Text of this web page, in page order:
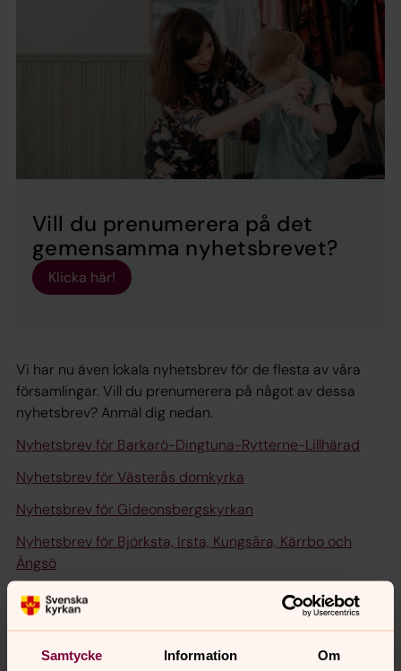
Samtycke Information Om
Vill du prenumerera på det
gemensamma nyhetsbrevet?
Klicka här!
Vi har nu även lokala nyhetsbrev för de flesta av våra
församlingar. Vill du prenumerera på något av dessa
nyhetsbrev? Anmäl dig nedan.
Nyhetsbrev för Barkarö-Dingtuna-Rytterne-Lillhärad
Nyhetsbrev för Västerås domkyrka
Nyhetsbrev för Gideonsbergskyrkan
Nyhetsbrev för Björksta, Irsta, Kungsåra, Kärrbo och
Ängsö
Nyhetsbrev för Mikaelikyrkan
Ruotsinsuomalainen uutiskirje
Nyhetsbrev för Skultuna, Romfartuna och Haraker